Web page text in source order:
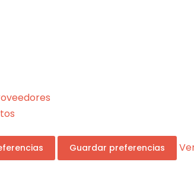
Guardar preferencias